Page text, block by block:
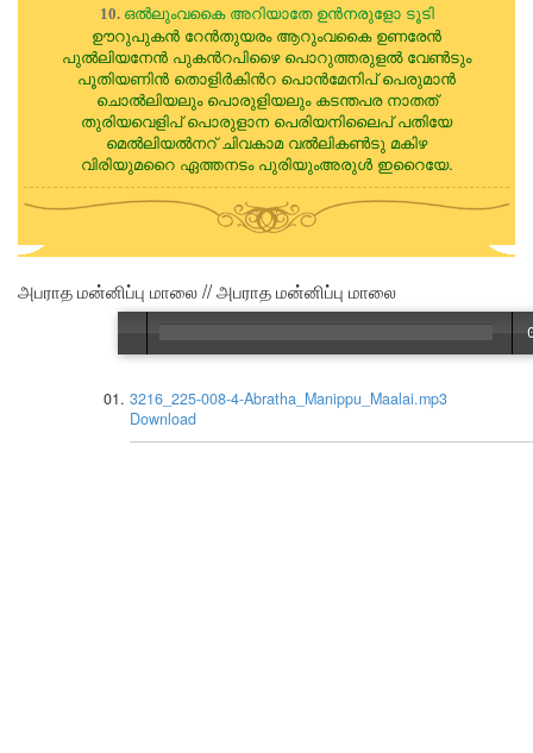
10. ഒല്‍ലുംവകൈ അറിയാതേ ഉന്‍നരുളോ ടൂടി
ഊറുപുകന്‍ റേന്‍തുയരം ആറുംവകൈ ഉണരേന്‍
പുല്‍ലിയനേന്‍ പുകന്‍റപിഴൈ പൊറുത്തരുളല്‍ വേണ്‍ടും
പൂതിയണിന്‍ തൊളിര്‍കിന്‍റ പൊന്‍മേനിപ് പെരുമാന്‍
ചൊല്‍ലിയലും പൊരുളിയലും കടന്തപര നാതത്
തുരിയവെളിപ് പൊരുളാന പെരിയനിലൈപ് പതിയേ
മെല്‍ലിയല്‍നറ് ചിവകാമ വല്‍ലികണ്‍ടു മകിഴ
വിരിയുമറൈ ഏത്തനടം പുരിയുംഅരുള്‍ ഇറൈയേ.
அபராத மன்னிப்பு மாலை // அபராத மன்னிப்பு மாலை
3216_225-008-4-Abratha_Manippu_Maalai.mp3
Download